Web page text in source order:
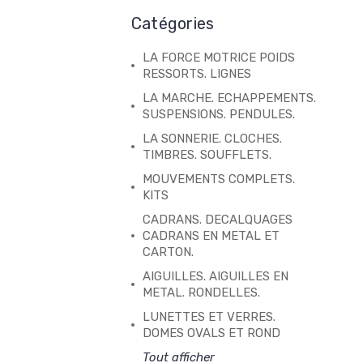
Catégories
LA FORCE MOTRICE POIDS
RESSORTS. LIGNES
LA MARCHE. ECHAPPEMENTS.
SUSPENSIONS. PENDULES.
LA SONNERIE. CLOCHES.
TIMBRES. SOUFFLETS.
MOUVEMENTS COMPLETS.
KITS
CADRANS. DECALQUAGES
CADRANS EN METAL ET
CARTON.
AIGUILLES. AIGUILLES EN
METAL. RONDELLES.
LUNETTES ET VERRES.
DOMES OVALS ET ROND
Tout afficher